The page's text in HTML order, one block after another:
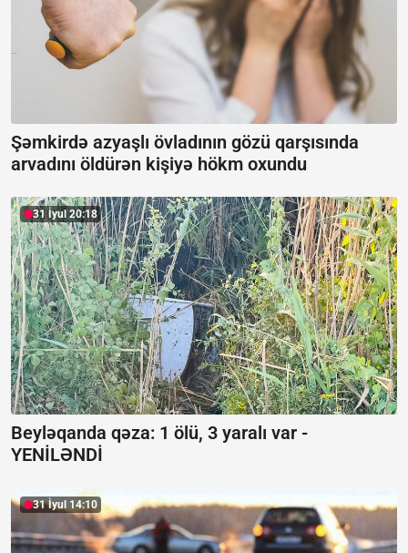
Şəmkirdə azyaşlı övladının gözü qarşısında
arvadını öldürən kişiyə hökm oxundu
31 İyul 20:18
Beyləqanda qəza: 1 ölü, 3 yaralı var -
YENİLƏNDİ
31 İyul 14:10